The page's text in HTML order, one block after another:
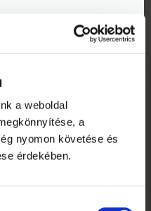
a weboldal
a
nyomon követése és
érdekében.
kifejezetten beltéri
vállalkozás. Saját
rövid határidővel,
ügyfeleinket.